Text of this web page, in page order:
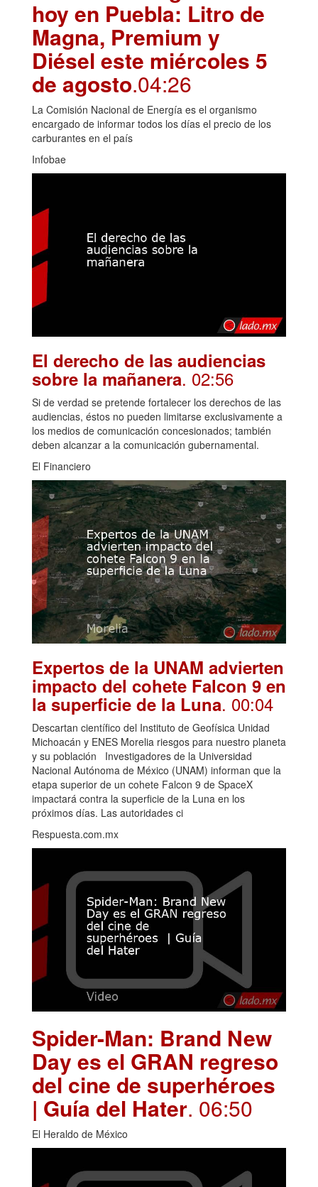
hoy en Puebla: Litro de
Magna, Premium y
Diésel este miércoles 5
de agosto.04:26
La Comisión Nacional de Energía es el organismo
encargado de informar todos los días el precio de los
carburantes en el país
Infobae
El derecho de las audiencias
sobre la mañanera. 02:56
Si de verdad se pretende fortalecer los derechos de las
audiencias, éstos no pueden limitarse exclusivamente a
los medios de comunicación concesionados; también
deben alcanzar a la comunicación gubernamental.
El Financiero
Expertos de la UNAM advierten
impacto del cohete Falcon 9 en
la superficie de la Luna. 00:04
Descartan científico del Instituto de Geofísica Unidad
Michoacán y ENES Morelia riesgos para nuestro planeta
y su población Investigadores de la Universidad
Nacional Autónoma de México (UNAM) informan que la
etapa superior de un cohete Falcon 9 de SpaceX
impactará contra la superficie de la Luna en los
próximos días. Las autoridades ci
Respuesta.com.mx
Spider-Man: Brand New
Day es el GRAN regreso
del cine de superhéroes
| Guía del Hater. 06:50
El Heraldo de México